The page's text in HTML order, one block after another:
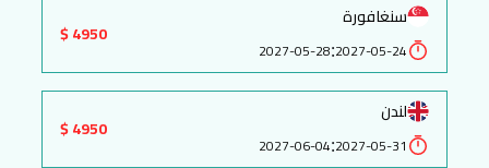
سنغافورة
2027-05-24
:
2027-05-28
4950 $
لندن
2027-05-31
:
2027-06-04
4950 $